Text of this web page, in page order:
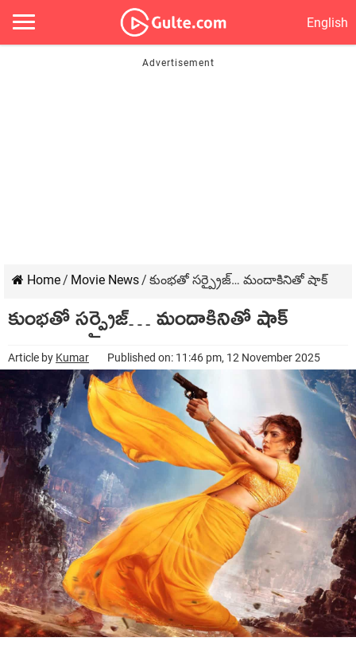
English
Home/ Movie News/ కుంభతో సర్ప్రైజ్… మందాకినితో షాక్
కుంభతో సర్ప్రైజ్… మందాకినితో షాక్
Article by Kumar Published on: 11:46 pm, 12 November 2025